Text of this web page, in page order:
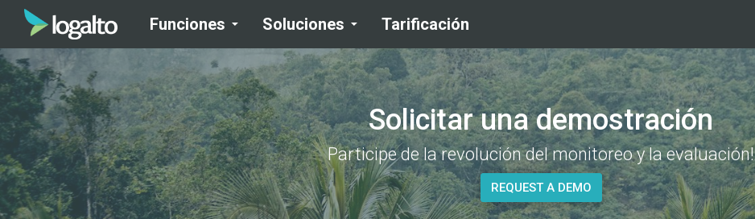
Funciones Soluciones Tarificación
Solicitar una demostración
Participe de la revolución del monitoreo y la evaluación!
REQUEST A DEMO